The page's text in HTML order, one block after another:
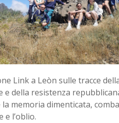
Link a Leòn sulle tracce
e della resistenza
la memoria dimenticata,
e l’oblio.